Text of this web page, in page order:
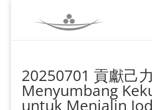
20250701 貢獻己
Menyumbang
untuk Menjalin